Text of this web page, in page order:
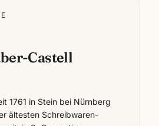
Castell
1761 in Stein bei Nürnberg
ältesten Schreibwaren-